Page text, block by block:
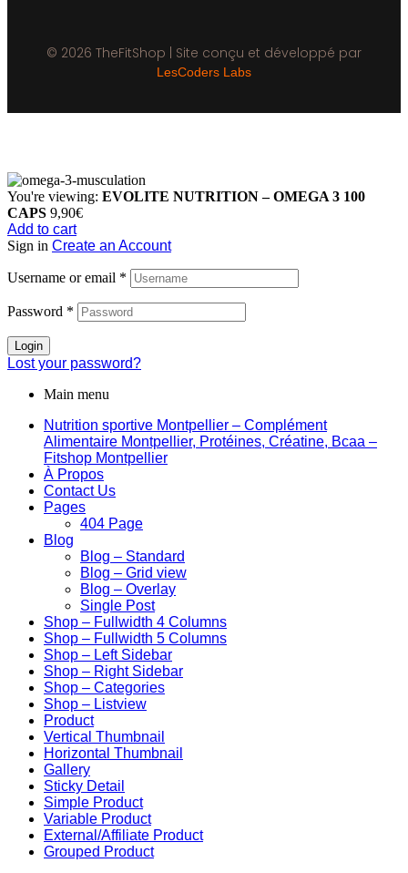
© 2026 TheFitShop | Site conçu et développé par
LesCoders Labs
You're viewing: EVOLITE NUTRITION – OMEGA 3 100
CAPS 9,90€
Add to cart
Sign in Create an Account
Username or email *
Password *
Login
Lost your password?
Main menu
Nutrition sportive Montpellier – Complément
Alimentaire Montpellier, Protéines, Créatine, Bcaa –
Fitshop Montpellier
À Propos
Contact Us
Pages
404 Page
Blog
Blog – Standard
Blog – Grid view
Blog – Overlay
Single Post
Shop – Fullwidth 4 Columns
Shop – Fullwidth 5 Columns
Shop – Left Sidebar
Shop – Right Sidebar
Shop – Categories
Shop – Listview
Product
Vertical Thumbnail
Horizontal Thumbnail
Gallery
Sticky Detail
Simple Product
Variable Product
External/Affiliate Product
Grouped Product